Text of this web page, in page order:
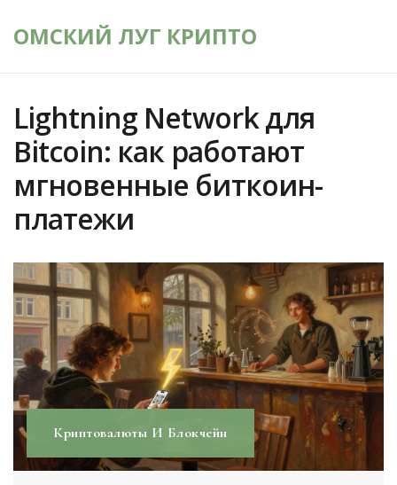
ОМСКИЙ ЛУГ КРИПТО
Lightning Network для
Bitcoin: как работают
мгновенные биткоин-
платежи
Криптовалюты И Блокчейн